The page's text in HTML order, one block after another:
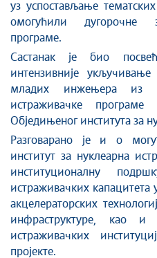
уз успостављање
омогућили дугорочне
програме.
Састанак је био
интензивније
младих инжењера из
истраживачке програме
Обједињеног института за
Разговарано је и о
институт за нуклеарна
институционалну
истраживачких капацитета
акцелераторских
инфраструктуре, као
истраживачких
пројекте.